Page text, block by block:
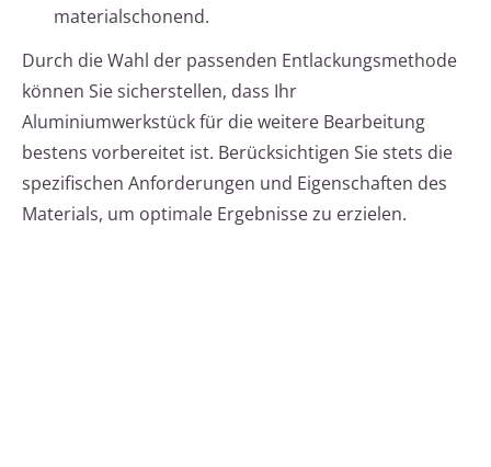
materialschonend.
Durch die Wahl der passenden Entlackungsmethode
können Sie sicherstellen, dass Ihr
Aluminiumwerkstück für die weitere Bearbeitung
bestens vorbereitet ist. Berücksichtigen Sie stets die
spezifischen Anforderungen und Eigenschaften des
Materials, um optimale Ergebnisse zu erzielen.